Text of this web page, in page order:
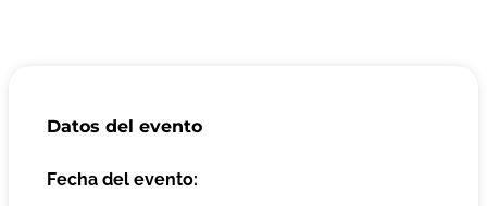
Datos del evento
Fecha del evento: